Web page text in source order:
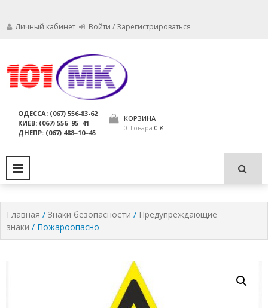
Личный кабинет Войти / Зарегистрироваться
компания МАРКО
пригодны для использования по
назначению.
ОДЕССА: (067) 556-83-62
КИЕВ: (067) 556‒95‒41
ДНЕПР: (067) 488‒10‒45
КОРЗИНА
0 Товара 0 ₴
Главная / Знаки безопасности / Предупреждающие
знаки / Пожароопасно